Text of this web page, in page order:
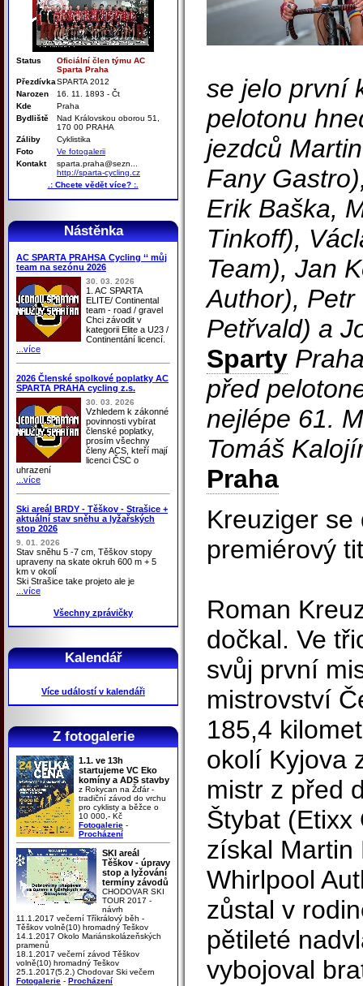
Status
Oficiální člen týmu AC
Sparta Praha
PřezdívkaSPARTA 2012
Narozen
16. 11. 1893 - Čt
Kde
Praha
Bydliště
Nad Královskou oborou 51,
170 00 PRAHA
Záliby
Cyklistika
Foto
Ve fotogalerii
Kontakt
sparta.praha@sezn...
http://sparta-cycling.cz
.: Chcete vědět více? :.
Nástěnka
AC SPARTA PRAHSA Cycling ‘‘ můj
team na sezónu 2026
30. 03. 2026
1. AC SPARTA
ELITE/ Continental
team - road / gravel
Chci závodit v
kategorii Elite a U23 /
Continentání licencí.
...více
2026 Členské spolkové poplatky AC
SPARTA PRAHA cycling z.s.
30. 03. 2026
Vzhledem k zákonné
povinnosti vybírat
členské poplatky,
prosím všechny
členy ACS, kteří mají
licenci ČSC o
uhrazení
...více
Ski areál BRDY - Těškov - Strašice +
aktuální stav sněhu a lyžařských
stop 2026
9. 01. 2026
Stav sněhu 5 -7 cm, Těškov stopy
upraveny na skate okruh 600 m + 5
km v okolí
Ski Strašice take projeto ale je
...více
Všechny zprávičky
Kalendář
Více událostí v kalendáři
Z fotogalerie
1.1. ve 13h
startujeme VC Eko
komíny a ADS stavby
z Rokycan na Žďár -
tradiční závod do vrchu
pro cyklisty a běžce o
10 000,- Kč
Fotogalerie -
Procházení
SKI areál
Těškov - úpravy
stop a lyžování
termíny závodů
CHODOVAR SKI
TOUR 2017 -
návrh
11.1.2017 večerní Tříkrálový běh -
Těškov volně(10) hromadný Teškov
14.1.2017 Okolo Mariánskolázeňských
pramenů
18.1.2017 večerní závod Těškov
volně(10) hromadný Teškov
25.1.2017(5.2.) Chodovar Ski večern
Fotogalerie - Procházení
se jelo první
pelotonu
jezdců
Fany
Erik Baška,
Tinkoff),
Team), Jan
Author),
Petřvald) a
Sparty
před
nejlépe 61.
Tomáš
Praha
Kreuziger se
premiérový
Roman
dočkal. Ve
svůj první
mistrovství
185,4
okolí Kyjova
mistr z před
Štybat (Etixx
získal Martin
Whirlpool
zůstal v
pětileté
vybojoval